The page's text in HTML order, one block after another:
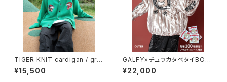
TIGER KNIT cardigan / gre
en
¥15,500
GALFY×チュウカタベタイBOA/
Gold
¥22,000